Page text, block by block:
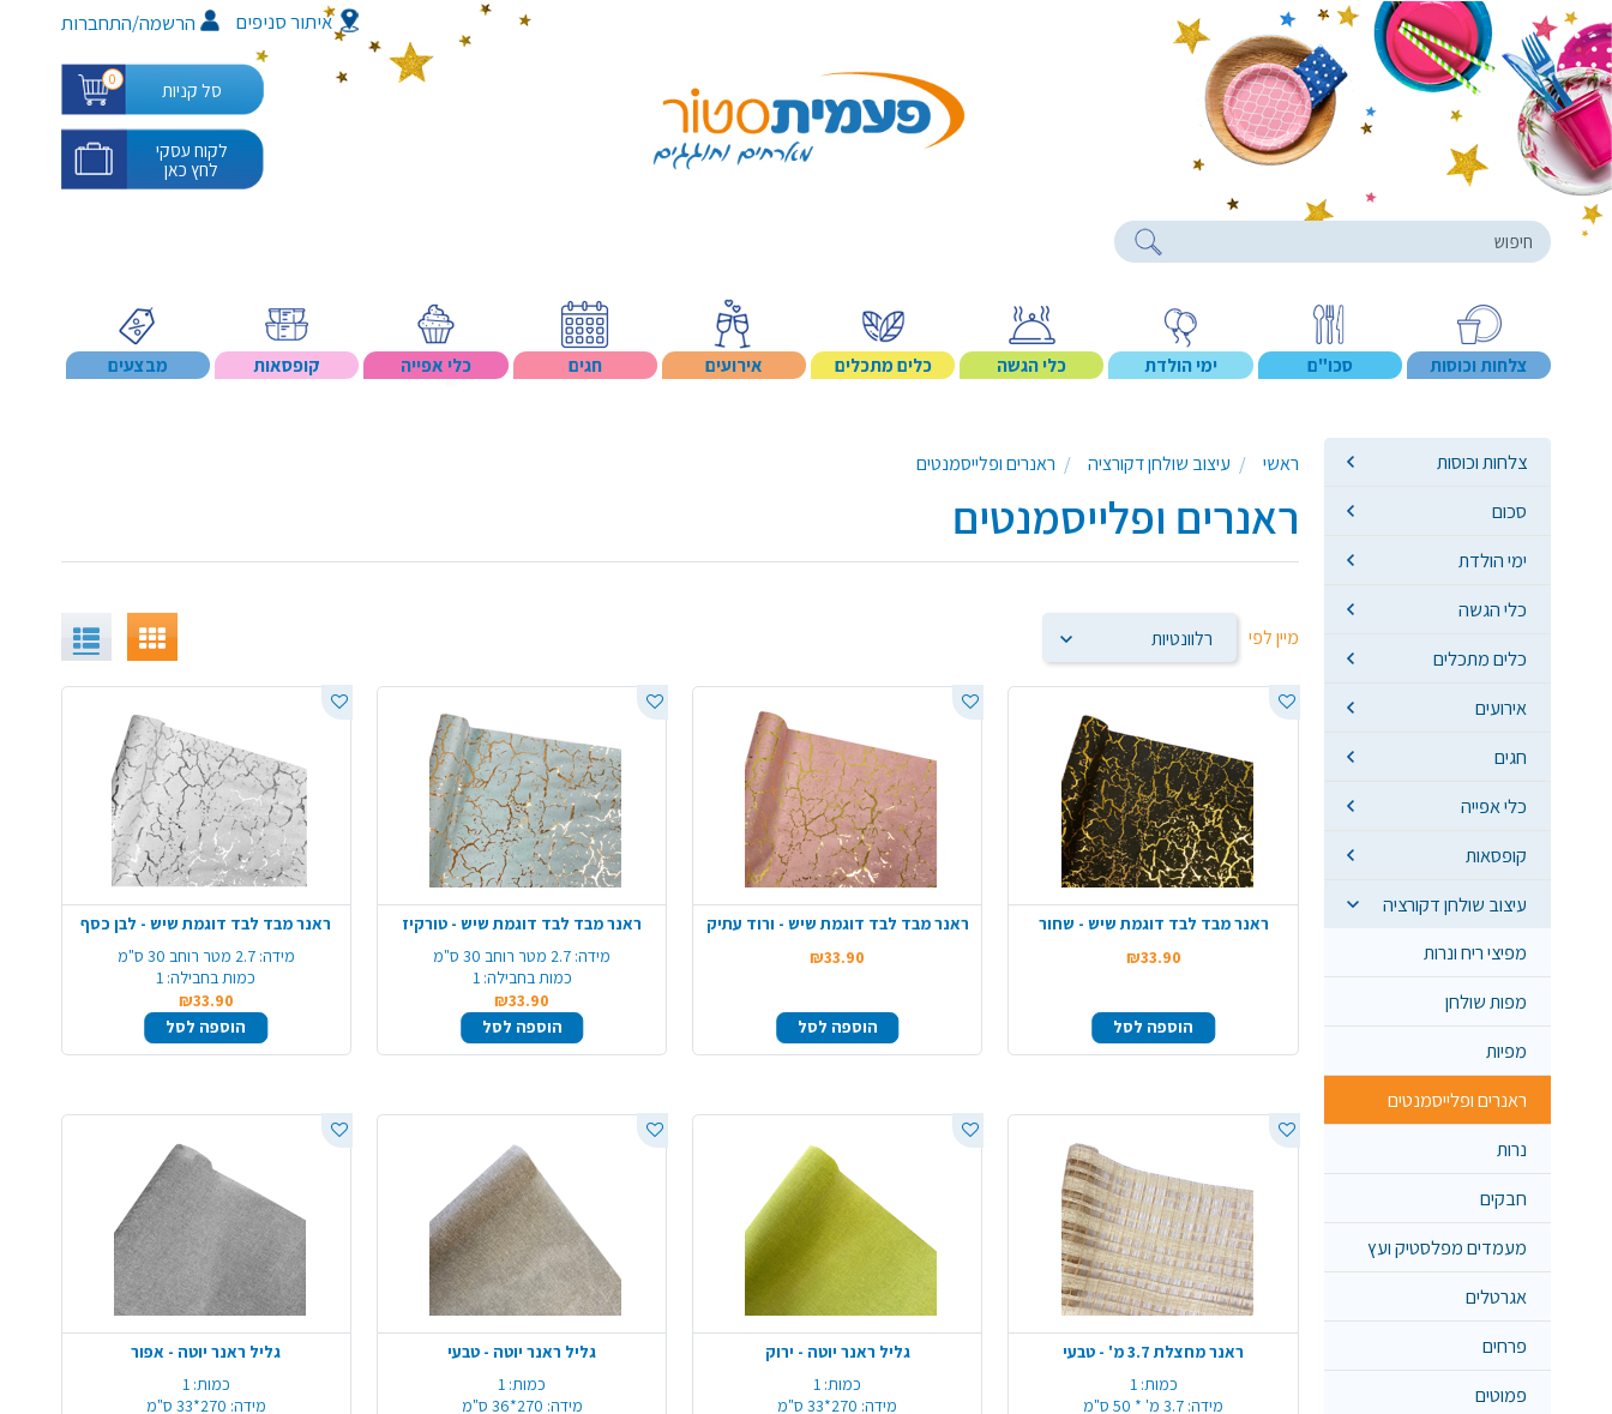
איתור סניפים הרשמה/התחברות
סל קניות 0
לקוח עסקי
לחץ כאן
Search products
צלחות וכוסות סכו"ם ימי הולדת כלי הגשה כלים מתכלים אירועים חגים כלי אפייה קופסאות מבצעים
צלחות וכוסות
סכום
ימי הולדת
כלי הגשה
כלים מתכלים
אירועים
חגים
כלי אפייה
קופסאות
עיצוב שולחן דקורציה
מפיצי ריח ונרות
מפות שולחן
מפיות
ראנרים ופלייסמנטים
נרות
חבקים
מעמדים מפלסטיק ועץ
אגרטלים
פרחים
פמוטים
ראשי עיצוב שולחן דקורציה ראנרים ופלייסמנטים
ראנרים ופלייסמנטים
מיין לפי
ראנר מבד לבד דוגמת שיש - שחור
₪33.90
הוספה לסל
ראנר מבד לבד דוגמת שיש - ורוד עתיק
₪33.90
הוספה לסל
ראנר מבד לבד דוגמת שיש - טורקיז
מידה: 2.7 מטר רוחב 30 ס"מ
כמות בחבילה: 1
₪33.90
הוספה לסל
ראנר מבד לבד דוגמת שיש - לבן כסף
מידה: 2.7 מטר רוחב 30 ס"מ
כמות בחבילה: 1
₪33.90
הוספה לסל
ראנר מחצלת 3.7 מ' - טבעי
כמות: 1
מידה: 3.7 מ' * 50 ס"מ
גליל ראנר יוטה - ירוק
כמות: 1
מידה: 270*33 ס"מ
גליל ראנר יוטה - טבעי
כמות: 1
מידה: 270*36 ס"מ
גליל ראנר יוטה - אפור
כמות: 1
מידה: 270*33 ס"מ